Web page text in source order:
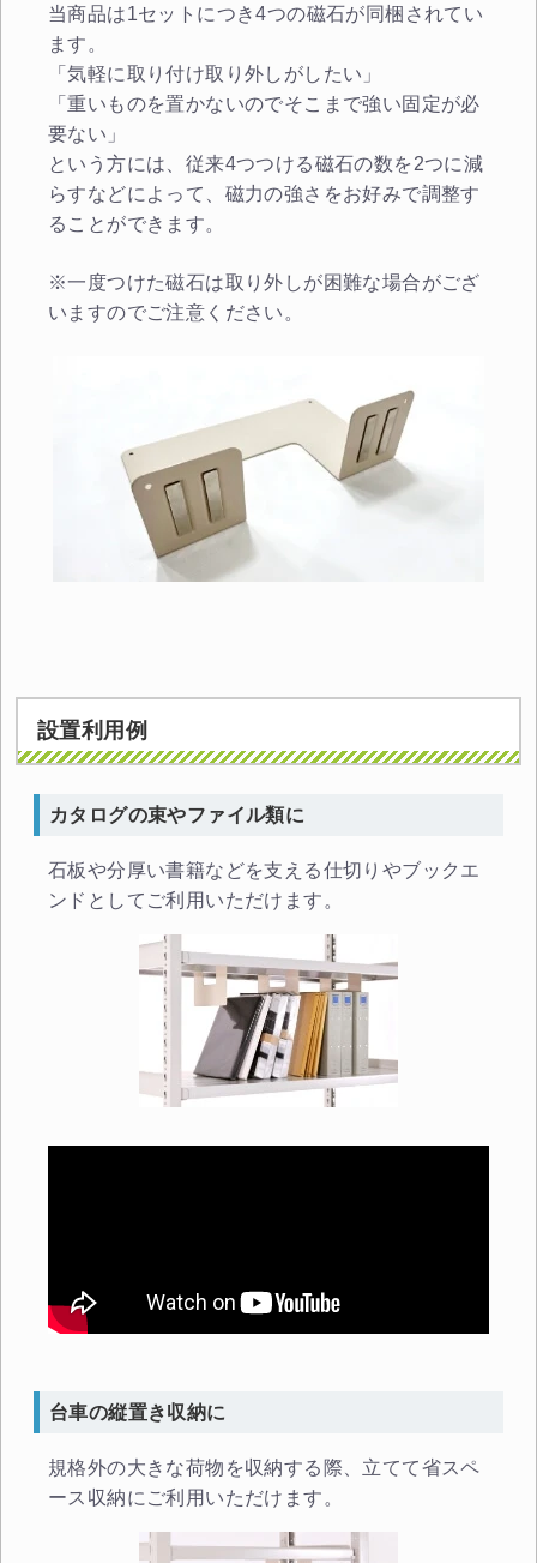
当商品は1セットにつき4つの磁石が同梱されてい
ます。
「気軽に取り付け取り外しがしたい」
「重いものを置かないのでそこまで強い固定が必
要ない」
という方には、従来4つつける磁石の数を2つに減
らすなどによって、磁力の強さをお好みで調整す
ることができます。
※一度つけた磁石は取り外しが困難な場合がござ
いますのでご注意ください。
設置利用例
カタログの束やファイル類に
石板や分厚い書籍などを支える仕切りやブックエ
ンドとしてご利用いただけます。
台車の縦置き収納に
規格外の大きな荷物を収納する際、立てて省スペ
ース収納にご利用いただけます。